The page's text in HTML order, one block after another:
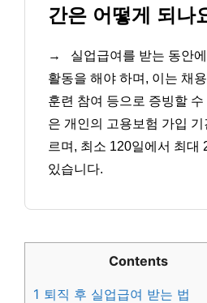
간은 어떻게 되나
→
실업급여를 받는 동안
활동을 해야 하며, 이는 채
훈련 참여 등으로 증빙할
은 개인의 고용보험 가입
르며, 최소 120일에서 최대
있습니다.
Contents
1 퇴직 후 실업급여 받는 법